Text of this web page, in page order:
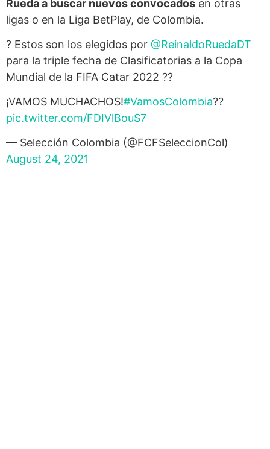
Rueda a buscar nuevos convocados en otras
ligas o en la Liga BetPlay, de Colombia.
? Estos son los elegidos por @ReinaldoRuedaDT
para la triple fecha de Clasificatorias a la Copa
Mundial de la FIFA Catar 2022 ??
¡VAMOS MUCHACHOS!#VamosColombia??
pic.twitter.com/FDIVlBouS7
— Selección Colombia (@FCFSeleccionCol)
August 24, 2021